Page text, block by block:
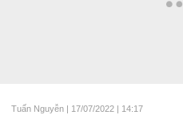
Tuấn Nguyễn | 17/07/2022 | 14:17